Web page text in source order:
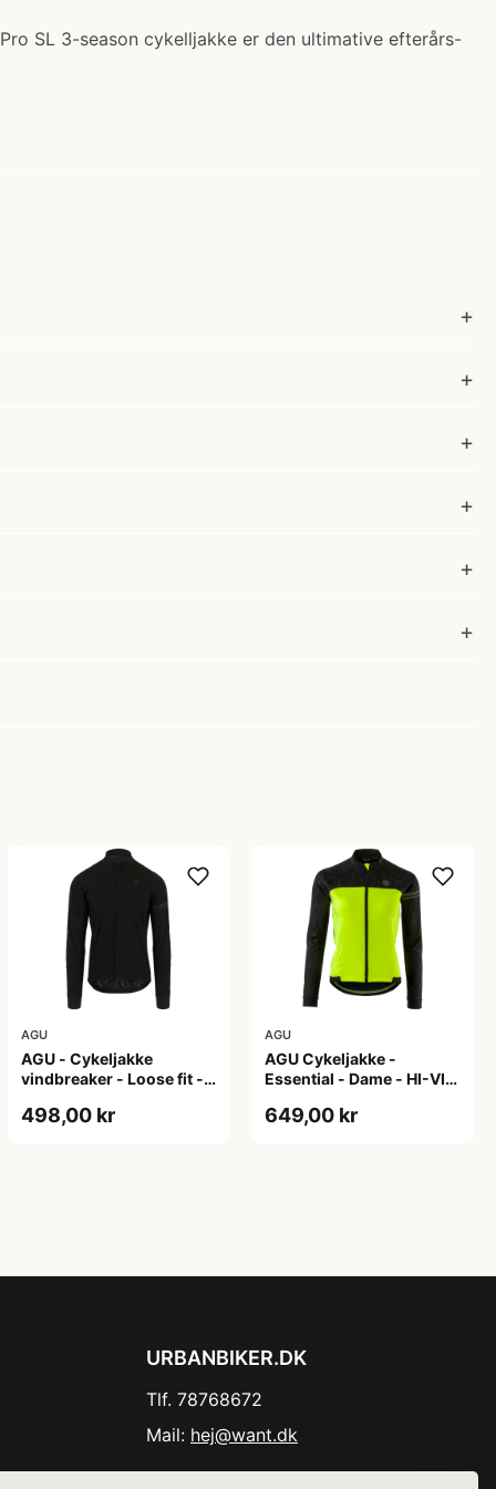
SL 3-season cykelljakke er den ultimative efterårs-
AGU
AGU - Cykeljakke
vindbreaker - Loose fit -
498,00 kr
AGU
AGU Cykeljakke -
Essential - Dame - HI-VIS
649,00 kr
URBANBIKER.DK
Tlf. 78768672
Mail: hej@want.dk